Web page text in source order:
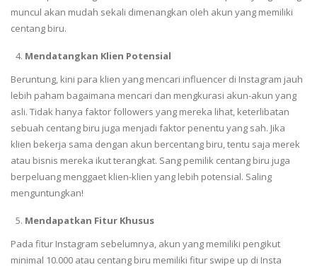
muncul akan mudah sekali dimenangkan oleh akun yang memiliki
centang biru.
Mendatangkan Klien Potensial
Beruntung, kini para klien yang mencari influencer di Instagram jauh
lebih paham bagaimana mencari dan mengkurasi akun-akun yang
asli. Tidak hanya faktor followers yang mereka lihat, keterlibatan
sebuah centang biru juga menjadi faktor penentu yang sah. Jika
klien bekerja sama dengan akun bercentang biru, tentu saja merek
atau bisnis mereka ikut terangkat. Sang pemilik centang biru juga
berpeluang menggaet klien-klien yang lebih potensial. Saling
menguntungkan!
Mendapatkan Fitur Khusus
Pada fitur Instagram sebelumnya, akun yang memiliki pengikut
minimal 10.000 atau centang biru memiliki fitur swipe up di Insta